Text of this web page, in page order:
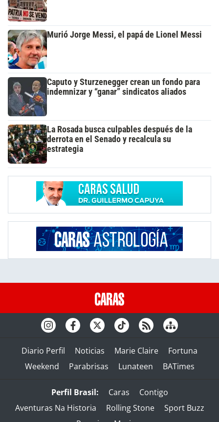
Murió Jorge Messi, el papá de Lionel Messi
Caputo y Sturzenegger crean un fondo para
indemnizar y “ganar” sindicatos aliados
La Rosada busca culpables después de la
derrota en el Senado y recalcula su
estrategia
Diario Perfil Noticias Marie Claire
Fortuna
Weekend
Parabrisas Lunateen BATimes
Perfil Brasil: Caras
Contigo
Aventuras Na Historia
Rolling Stone
Sport Buzz